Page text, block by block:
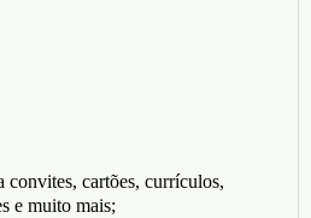
convites, cartões, currículos,
e muito mais;